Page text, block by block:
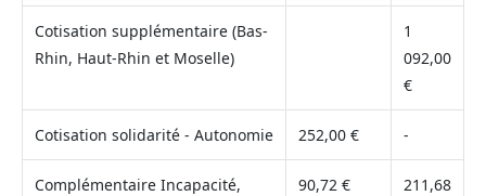
Cotisation supplémentaire (Bas-
Rhin, Haut-Rhin et Moselle)
1
092,00
€
Cotisation solidarité - Autonomie 252,00 € -
Complémentaire Incapacité,
90,72 €
211,68